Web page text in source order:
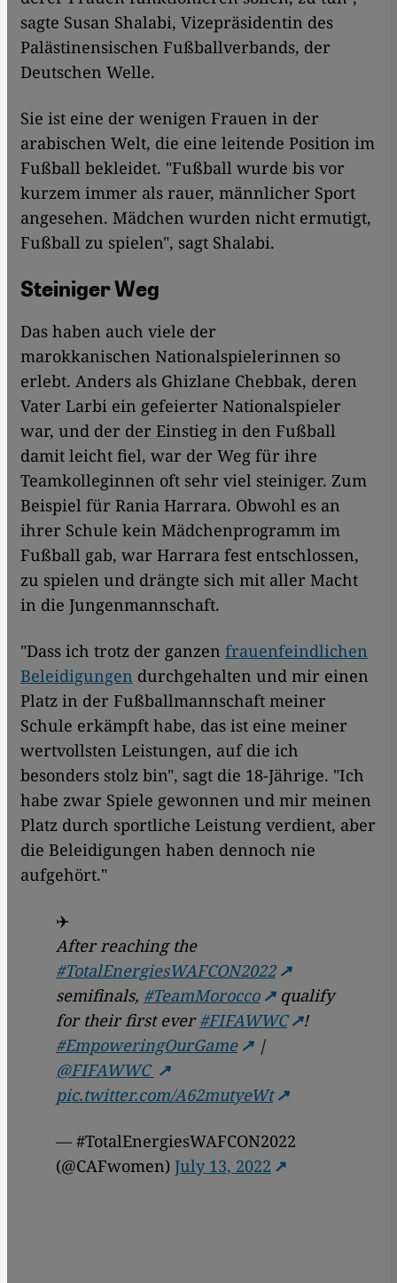
sagte Susan Shalabi, Vizepräsidentin des
Palästinensischen Fußballverbands, der
Deutschen Welle.
Sie ist eine der wenigen Frauen in der
arabischen Welt, die eine leitende Position im
Fußball bekleidet. "Fußball wurde bis vor
kurzem immer als rauer, männlicher Sport
angesehen. Mädchen wurden nicht ermutigt,
Fußball zu spielen", sagt Shalabi.
Steiniger Weg
Das haben auch viele der
marokkanischen Nationalspielerinnen so
erlebt. Anders als Ghizlane Chebbak, deren
Vater Larbi ein gefeierter Nationalspieler
war, und der der Einstieg in den Fußball
damit leicht fiel, war der Weg für ihre
Teamkolleginnen oft sehr viel steiniger. Zum
Beispiel für Rania Harrara. Obwohl es an
ihrer Schule kein Mädchenprogramm im
Fußball gab, war Harrara fest entschlossen,
zu spielen und drängte sich mit aller Macht
in die Jungenmannschaft.
"Dass ich trotz der ganzen frauenfeindlichen
Beleidigungen durchgehalten und mir einen
Platz in der Fußballmannschaft meiner
Schule erkämpft habe, das ist eine meiner
wertvollsten Leistungen, auf die ich
besonders stolz bin", sagt die 18-Jährige. "Ich
habe zwar Spiele gewonnen und mir meinen
Platz durch sportliche Leistung verdient, aber
die Beleidigungen haben dennoch nie
aufgehört."
✈️
After reaching the
#TotalEnergiesWAFCON2022
semifinals, #TeamMorocco
qualify
for their first ever#FIFAWWC
!
#EmpoweringOurGame
|
@FIFAWWC
pic.twitter.com/A62mutyeWt
— #TotalEnergiesWAFCON2022
(@CAFwomen) July 13, 2022